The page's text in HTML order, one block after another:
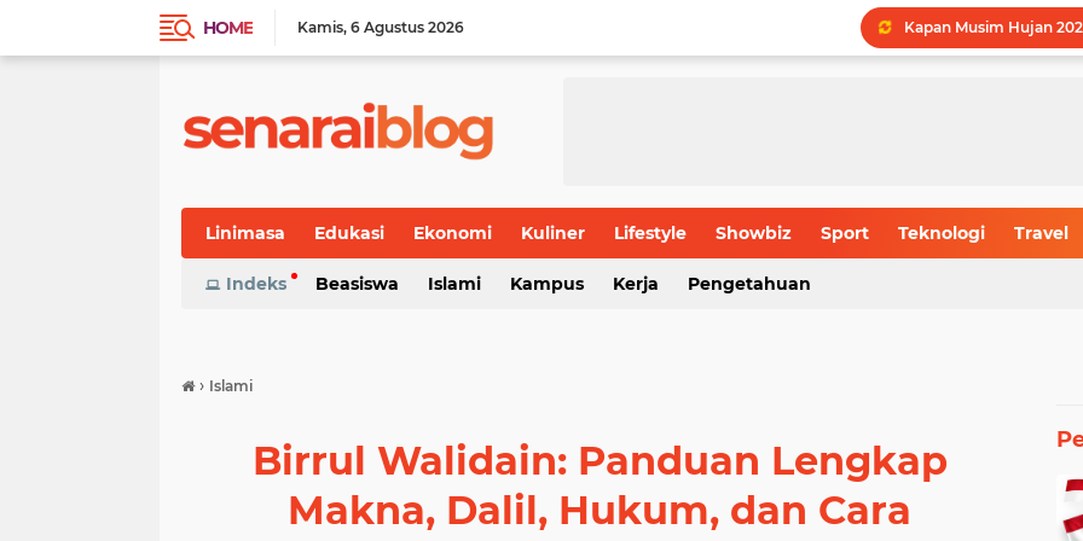
HOME Kamis 6 Agustus 2026 Kapan Musim Hujan
LPDP STEM Industri
UMY Gemilang di 5
Batas Usia Maksimal
Linimasa Edukasi Ekonomi Kuliner Lifestyle Showbiz Sport Teknologi Travel
Indeks Beasiswa Islami Kampus Kerja Pengetahuan
› Islami
Birrul Walidain: Panduan Lengkap
Makna, Dalil, Hukum, dan Cara